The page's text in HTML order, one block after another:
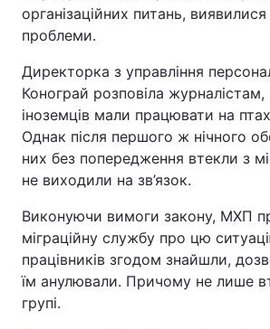
організаційних питань, виявилися
проблеми.
Директорка з управління
Конограй розповіла
іноземців мали працювати на
Однак після першого ж нічного
них без попередження втекли з
не виходили на зв’язок.
Виконуючи вимоги закону, МХП
міграційну службу про цю
працівників згодом знайшли,
їм анулювали. Причому не лише
групі.